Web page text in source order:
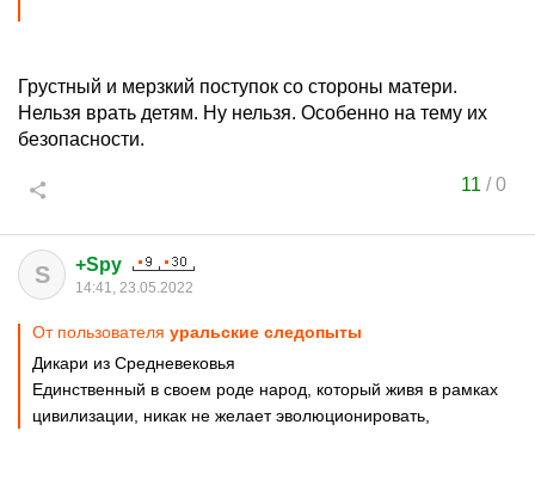
Грустный и мерзкий поступок со стороны матери.
Нельзя врать детям. Ну нельзя. Особенно на тему их
безопасности.
11 /0
S +Spy
14:41, 23.05.2022
От пользователя уральские следопыты
Дикари из Средневековья
Единственный в своем роде народ, который живя в рамках
цивилизации, никак не желает эволюционировать,